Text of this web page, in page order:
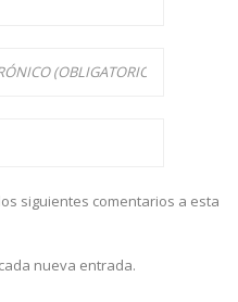
siguientes comentarios a esta
nueva entrada.